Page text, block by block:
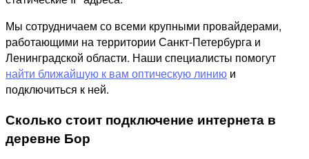
Мы сотрудничаем со всеми крупными провайдерами,
работающими на территории Санкт-Петербурга и
Ленинградской области. Наши специалисты помогут
найти ближайшую к вам оптическую линию и
подключиться к ней.
Сколько стоит подключение интернета в
деревне Бор